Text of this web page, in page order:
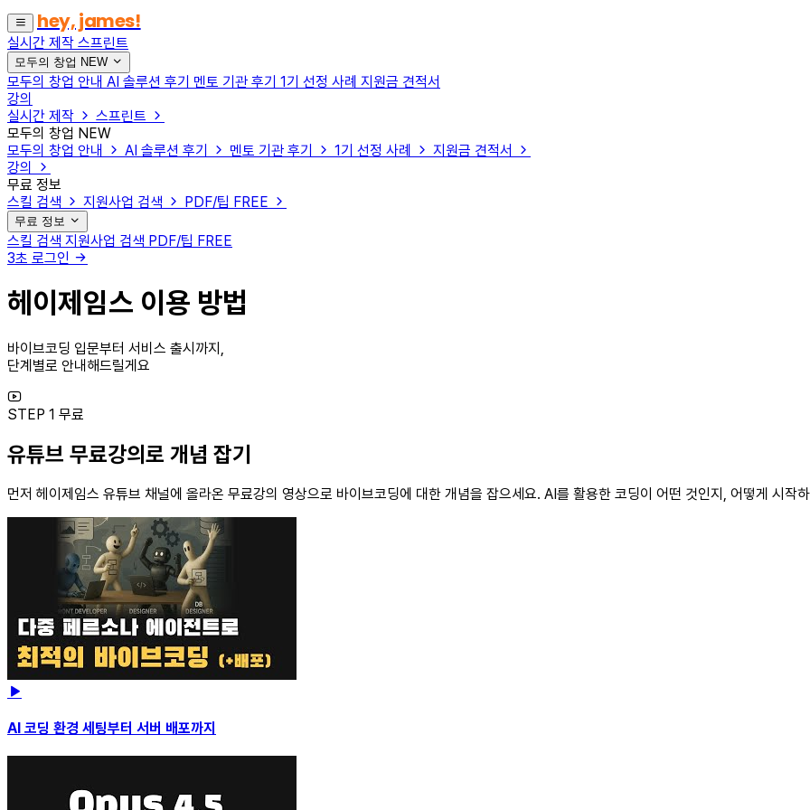
hey, james!
실시간 제작 스프린트
모두의 창업 NEW
모두의 창업 안내 AI 솔루션 후기 멘토 기관 후기 1기 선정 사례 지원금 견적서
강의
실시간 제작
스프린트
모두의 창업 NEW
모두의 창업 안내
AI 솔루션 후기 멘토 기관 후기 1기 선정 사례
지원금 견적서
강의
무료 정보
스킬 검색
지원사업 검색 PDF/팁 FREE
무료 정보
스킬 검색 지원사업 검색 PDF/팁 FREE
3초 로그인
헤이제임스 이용 방법
바이브코딩 입문부터 서비스 출시까지,
단계별로 안내해드릴게요
STEP 1 무료
유튜브 무료강의로 개념 잡기
먼저 헤이제임스 유튜브 채널에 올라온 무료강의 영상으로 바이브코딩에 대한 개념을 잡으세요. AI를 활용한 코딩이 어떤 것인지, 어떻게 시작
AI 코딩 환경 세팅부터 서버 배포까지